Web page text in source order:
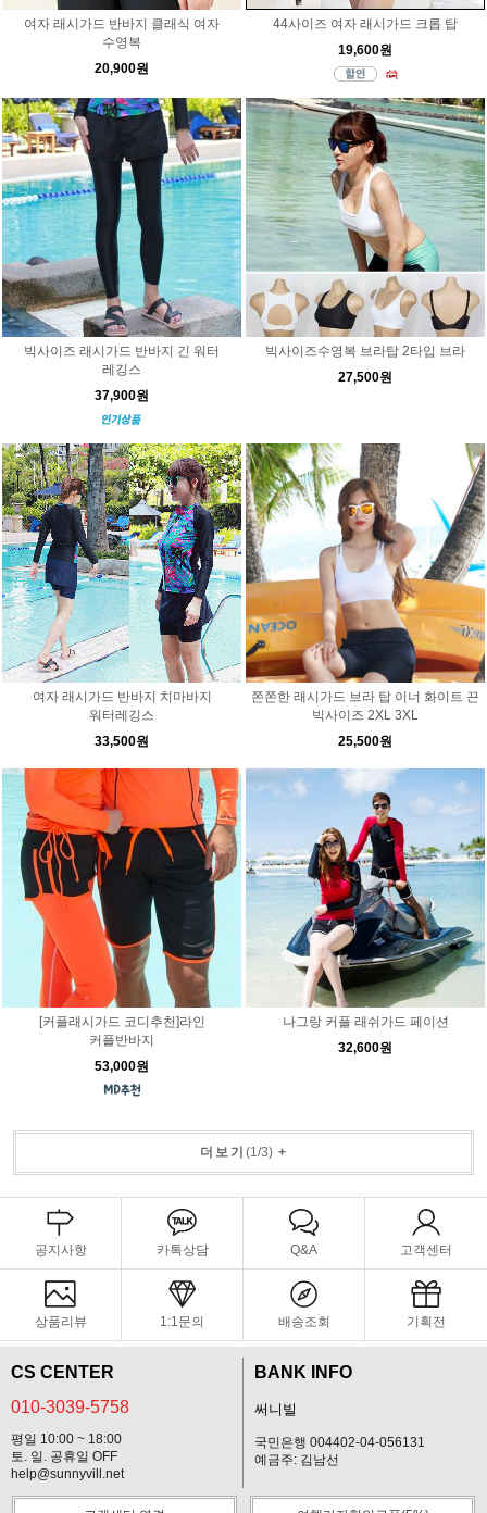
여자 래시가드 반바지 클래식 여자
수영복
20,900원
44사이즈 여자 래시가드 크롭 탑
19,600원
빅사이즈 래시가드 반바지 긴 워터
레깅스
37,900원
빅사이즈수영복 브라탑 2타입 브라
27,500원
여자 래시가드 반바지 치마바지
워터레깅스
33,500원
쫀쫀한 래시가드 브라 탑 이너 화이트 끈
빅사이즈 2XL 3XL
25,500원
[커플래시가드 코디추천]라인
커플반바지
53,000원
나그랑 커플 래쉬가드 페이션
32,600원
더보기 (1/3)+
공지사항 카톡상담 Q&A 고객센터
상품리뷰 1:1문의 배송조회 기획전
CS CENTER
010-3039-5758
평일 10:00 ~ 18:00
토. 일. 공휴일 OFF
help@sunnyvill.net
BANK INFO
써니빌
국민은행 004402-04-056131
예금주: 김남선